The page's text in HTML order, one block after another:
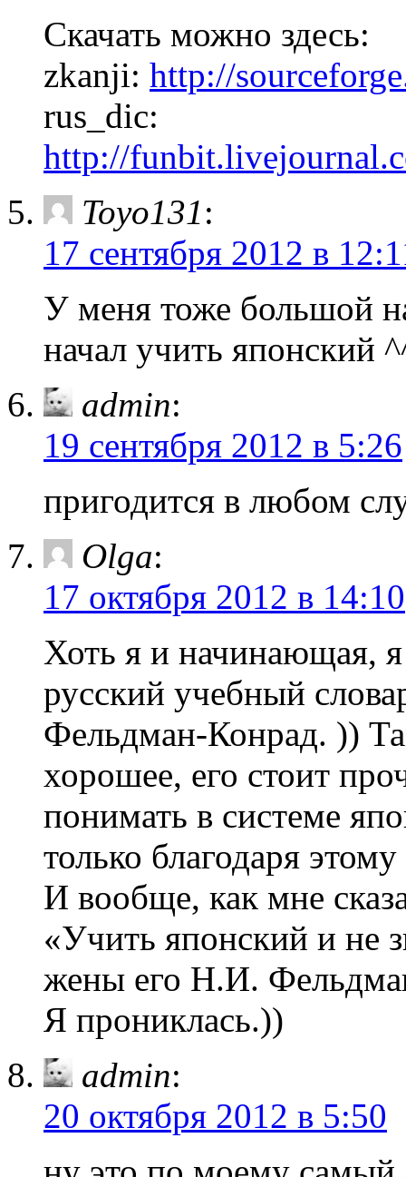
Скачать можно здесь:
zkanji: http://
rus_dic:
http://
Toyo131:
17 сентября 2012 в
У меня тоже большой
начал учить японский
admin:
19 сентября 2012 в 5:26
пригодится в любом
Olga:
17 октября 2012 в 14:10
Хоть я и начинающая,
русский учебный
Фельдман-Конрад. ))
хорошее, его стоит
понимать в системе
только благодаря
И вообще, как мне
«Учить японский и не
жены его Н.И.
Я прониклась.))
admin:
20 октября 2012 в 5:50